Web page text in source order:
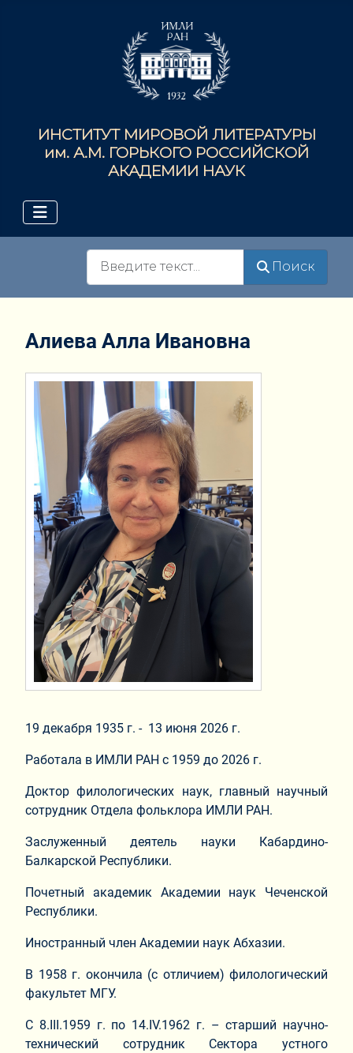
ИНСТИТУТ МИРОВОЙ ЛИТЕРАТУРЫ
им. А.М. ГОРЬКОГО РОССИЙСКОЙ
АКАДЕМИИ НАУК
Поиск
Алиева Алла Ивановна
19 декабря 1935 г. - 13 июня 2026 г.
Работала в ИМЛИ РАН с 1959 до 2026 г.
Доктор филологических наук, главный научный
сотрудник Отдела фольклора ИМЛИ РАН.
Заслуженный деятель науки Кабардино-
Балкарской Республики.
Почетный академик Академии наук Чеченской
Республики.
Иностранный член Академии наук Абхазии.
В 1958 г. окончила (с отличием) филологический
факультет МГУ.
С 8.III.1959 г. по 14.IV.1962 г. – старший научно-
технический сотрудник Сектора устного